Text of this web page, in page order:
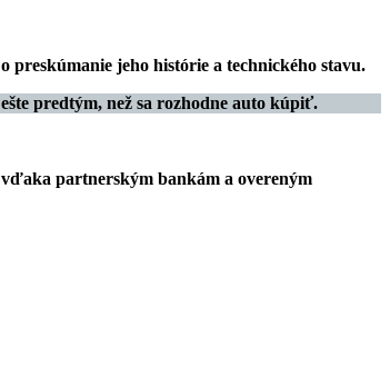
preskúmanie jeho histórie a technického stavu.
predtým, než sa rozhodne auto kúpiť.
partnerským bankám a overeným